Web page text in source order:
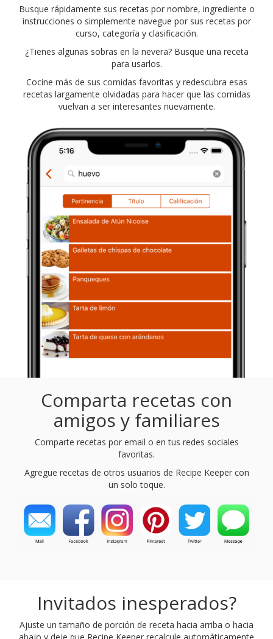
Busque rápidamente sus recetas por nombre, ingrediente o
instrucciones o simplemente navegue por sus recetas por
curso, categoría y clasificación.
¿Tienes algunas sobras en la nevera? Busque una receta
para usarlos.
Cocine más de sus comidas favoritas y redescubra esas
recetas largamente olvidadas para hacer que las comidas
vuelvan a ser interesantes nuevamente.
Comparta recetas con
amigos y familiares
Comparte recetas por email o en tus redes sociales
favoritas.
Agregue recetas de otros usuarios de Recipe Keeper con
un solo toque.
Invitados inesperados?
Ajuste un tamaño de porción de receta hacia arriba o hacia